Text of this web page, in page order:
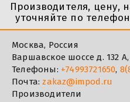
Производителя,
уточняйте по
Москва, Россия
Варшавское шоссе д. 132 А,
Телефоны: +74993721650,
Почта:zakaz@impod.ru
Производители